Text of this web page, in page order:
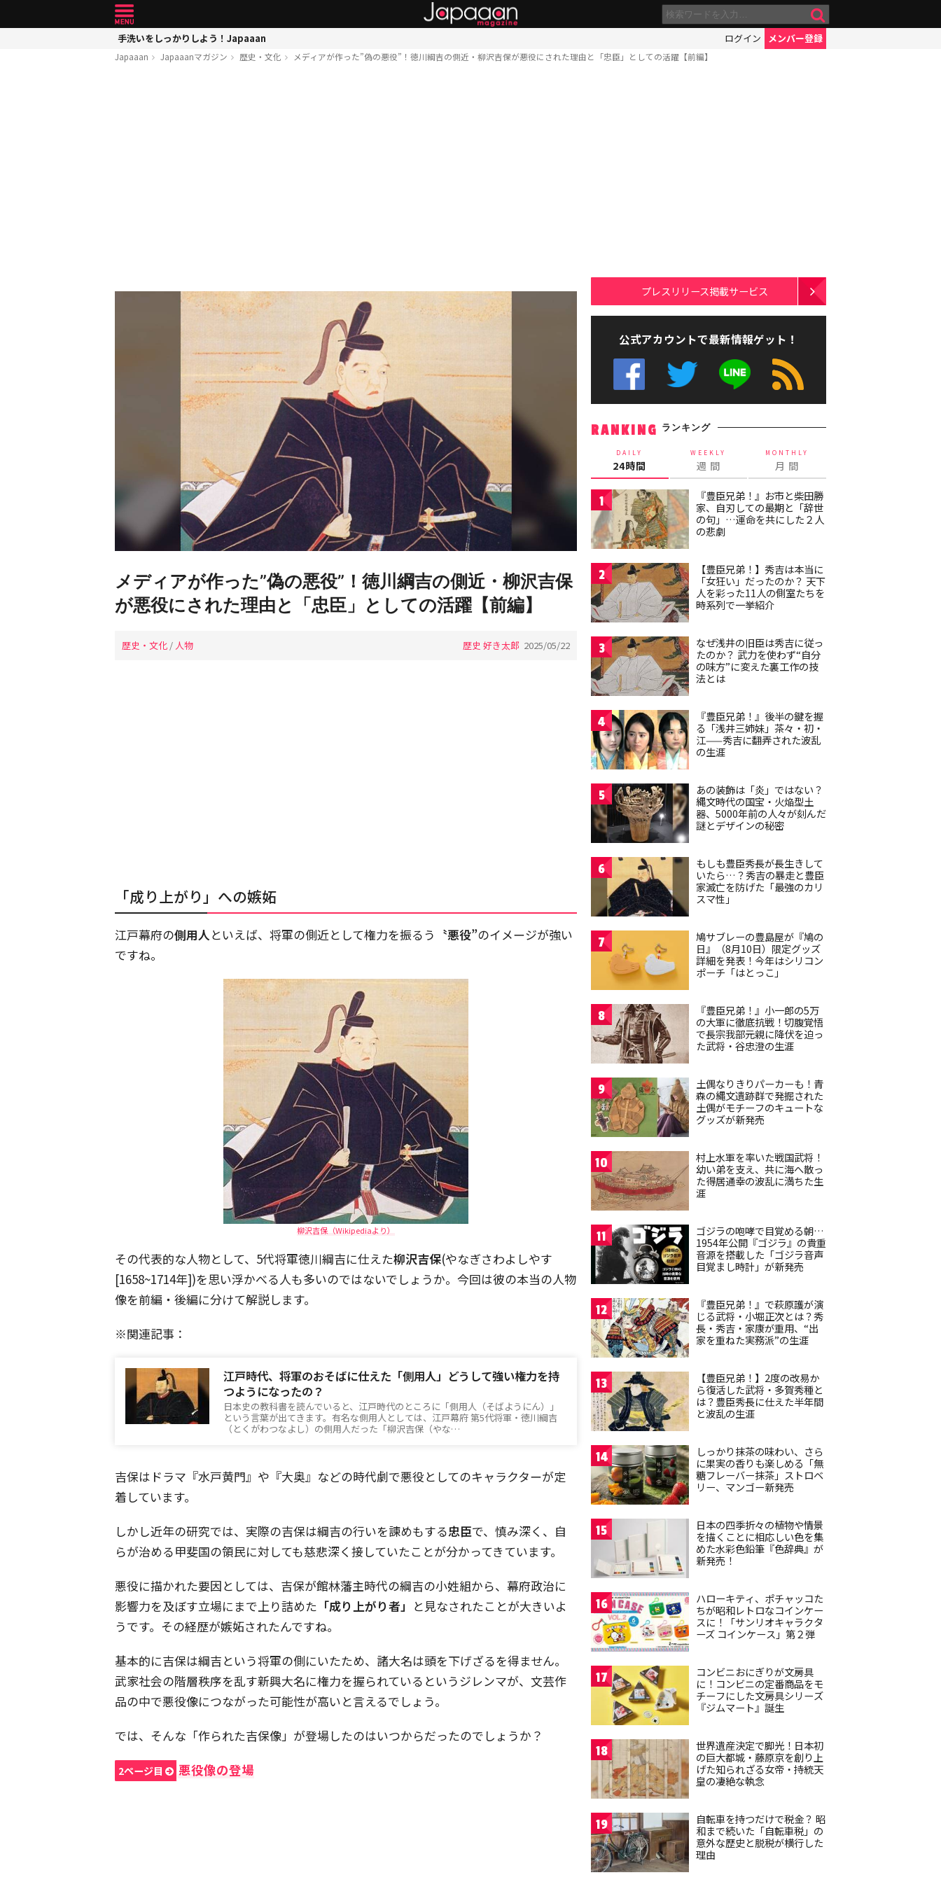
手洗いをしっかりしよう！Japaaan ログイン メンバー登録
Japaaan Japaaanマガジン 歴史・文化 メディアが作った”偽の悪役”！徳川綱吉の側近・柳沢吉保が悪役にされた理由と「忠臣」としての活躍【前編】
メディアが作った”偽の悪役”！徳川綱吉の側近・柳沢吉保
が悪役にされた理由と「忠臣」としての活躍【前編】
歴史・文化 / 人物 歴史 好き太郎 2025/05/22
「成り上がり」への嫉妬
江戸幕府の側用人といえば、将軍の側近として権力を振るう 〝悪役”のイメージが強い
ですね。
柳沢吉保（Wikipediaより）
その代表的な人物として、5代将軍徳川綱吉に仕えた柳沢吉保(やなぎさわよしやす
[1658~1714年])を思い浮かべる人も多いのではないでしょうか。今回は彼の本当の人物
像を前編・後編に分けて解説します。
※関連記事：
江戸時代、将軍のおそばに仕えた「側用人」どうして強い権力を持
つようになったの？
日本史の教科書を読んでいると、江戸時代のところに「側用人（そばようにん）」
という言葉が出てきます。有名な側用人としては、江戸幕府 第5代将軍・徳川綱吉
（とくがわつなよし）の側用人だった「柳沢吉保（やな…
吉保はドラマ『水戸黄門』や『大奥』などの時代劇で悪役としてのキャラクターが定
着しています。
しかし近年の研究では、実際の吉保は綱吉の行いを諫めもする忠臣で、慎み深く、自
らが治める甲斐国の領民に対しても慈悲深く接していたことが分かってきています。
悪役に描かれた要因としては、吉保が館林藩主時代の綱吉の小姓組から、幕府政治に
影響力を及ぼす立場にまで上り詰めた 「成り上がり者」 と見なされたことが大きいよ
うです。その経歴が嫉妬されたんですね。
基本的に吉保は綱吉という将軍の側にいたため、諸大名は頭を下げざるを得ません。
武家社会の階層秩序を乱す新興大名に権力を握られているというジレンマが、文芸作
品の中で悪役像につながった可能性が高いと言えるでしょう。
では、そんな「作られた吉保像」が登場したのはいつからだったのでしょうか？
2ページ目 悪役像の登場
プレスリリース掲載サービス
公式アカウントで最新情報ゲット！
RANKING ランキング
DAILY
24時間
WEEKLY
週 間
MONTHLY
月 間
1
『豊臣兄弟！』お市と柴田勝
家、自刃しての最期と「辞世
の句」…運命を共にした２人
の悲劇
2
【豊臣兄弟！】秀吉は本当に
「女狂い」だったのか？ 天下
人を彩った11人の側室たちを
時系列で一挙紹介
3
なぜ浅井の旧臣は秀吉に従っ
たのか？ 武力を使わず“自分
の味方”に変えた裏工作の技
法とは
4
『豊臣兄弟！』後半の鍵を握
る「浅井三姉妹」茶々・初・
江——秀吉に翻弄された波乱
の生涯
5
あの装飾は「炎」ではない？
縄文時代の国宝・火焔型土
器、5000年前の人々が刻んだ
謎とデザインの秘密
6
もしも豊臣秀長が長生きして
いたら…？秀吉の暴走と豊臣
家滅亡を防げた「最強のカリ
スマ性」
7
鳩サブレーの豊島屋が『鳩の
日』（8月10日）限定グッズ
詳細を発表！今年はシリコン
ポーチ「はとっこ」
8
『豊臣兄弟！』小一郎の5万
の大軍に徹底抗戦！切腹覚悟
で長宗我部元親に降伏を迫っ
た武将・谷忠澄の生涯
9
土偶なりきりパーカーも！青
森の縄文遺跡群で発掘された
土偶がモチーフのキュートな
グッズが新発売
10
村上水軍を率いた戦国武将！
幼い弟を支え、共に海へ散っ
た得居通幸の波乱に満ちた生
涯
11
ゴジラの咆哮で目覚める朝…
1954年公開『ゴジラ』の貴重
音源を搭載した「ゴジラ音声
目覚まし時計」が新発売
12
『豊臣兄弟！』で萩原護が演
じる武将・小堀正次とは？秀
長・秀吉・家康が重用、“出
家を重ねた実務派”の生涯
13
【豊臣兄弟！】2度の改易か
ら復活した武将・多賀秀種と
は？豊臣秀長に仕えた半年間
と波乱の生涯
14
しっかり抹茶の味わい、さら
に果実の香りも楽しめる「無
糖フレーバー抹茶」ストロベ
リー、マンゴー新発売
15
日本の四季折々の植物や情景
を描くことに相応しい色を集
めた水彩色鉛筆『色辞典』が
新発売！
16
ハローキティ、ポチャッコた
ちが昭和レトロなコインケー
スに！「サンリオキャラクタ
ーズ コインケース」第２弾
17
コンビニおにぎりが文房具
に！コンビニの定番商品をモ
チーフにした文房具シリーズ
『ジムマート』誕生
18
世界遺産決定で脚光！日本初
の巨大都城・藤原京を創り上
げた知られざる女帝・持統天
皇の凄絶な執念
19
自転車を持つだけで税金？ 昭
和まで続いた「自転車税」の
意外な歴史と脱税が横行した
理由